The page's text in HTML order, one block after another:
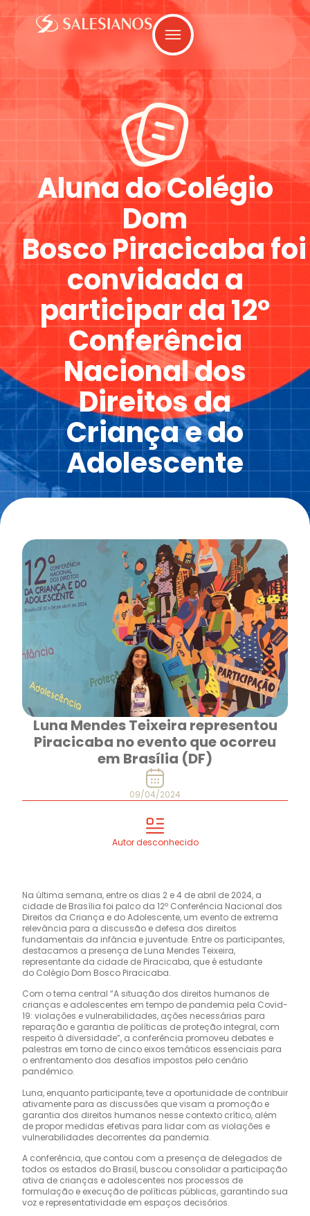
Aluna do Colégio
Dom
Bosco Piracicaba foi
convidada a
participar da 12º
Conferência
Nacional dos
Direitos da
Criança e do
Adolescente
09/04/2024
Autor desconhecido
Luna Mendes Teixeira representou
Piracicaba no evento que ocorreu
em Brasília (DF)
Na última semana, entre os dias 2 e 4 de abril de 2024, a
cidade de Brasília foi palco da 12º Conferência Nacional dos
Direitos da Criança e do Adolescente, um evento de extrema
relevância para a discussão e defesa dos direitos
fundamentais da infância e juventude. Entre os participantes,
destacamos a presença de Luna Mendes Teixeira,
representante da cidade de Piracicaba, que é estudante
do Colégio Dom Bosco Piracicaba.
Com o tema central “A situação dos direitos humanos de
crianças e adolescentes em tempo de pandemia pela Covid-
19: violações e vulnerabilidades, ações necessárias para
reparação e garantia de políticas de proteção integral, com
respeito à diversidade”, a conferência promoveu debates e
palestras em torno de cinco eixos temáticos essenciais para
o enfrentamento dos desafios impostos pelo cenário
pandêmico.
Luna, enquanto participante, teve a oportunidade de contribuir
ativamente para as discussões que visam a promoção e
garantia dos direitos humanos nesse contexto crítico, além
de propor medidas efetivas para lidar com as violações e
vulnerabilidades decorrentes da pandemia.
A conferência, que contou com a presença de delegados de
todos os estados do Brasil, buscou consolidar a participação
ativa de crianças e adolescentes nos processos de
formulação e execução de políticas públicas, garantindo sua
voz e representatividade em espaços decisórios.